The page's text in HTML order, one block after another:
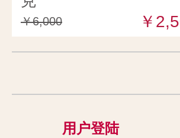
￥6,000 ￥
用户登陆